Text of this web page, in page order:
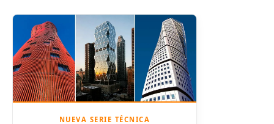
NUEVA SERIE TÉCNICA